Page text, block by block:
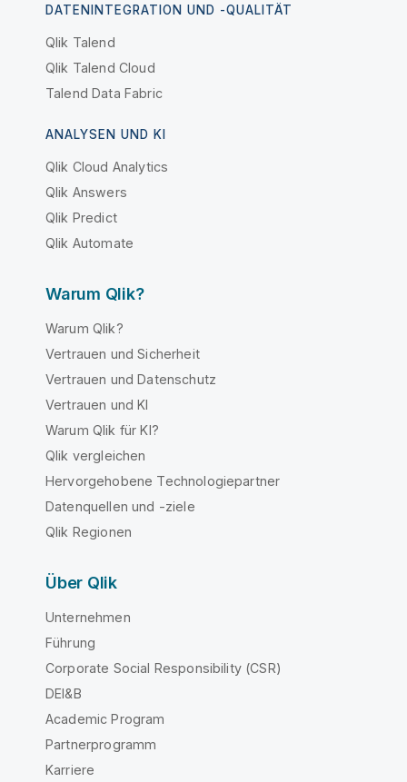
DATENINTEGRATION UND -QUALITÄT
Qlik Talend
Qlik Talend Cloud
Talend Data Fabric
ANALYSEN UND KI
Qlik Cloud Analytics
Qlik Answers
Qlik Predict
Qlik Automate
Warum Qlik?
Warum Qlik?
Vertrauen und Sicherheit
Vertrauen und Datenschutz
Vertrauen und KI
Warum Qlik für KI?
Qlik vergleichen
Hervorgehobene Technologiepartner
Datenquellen und -ziele
Qlik Regionen
Über Qlik
Unternehmen
Führung
Corporate Social Responsibility (CSR)
DEI&B
Academic Program
Partnerprogramm
Karriere